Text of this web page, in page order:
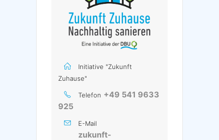
Initiative "Zukunft
Zuhause"
Telefon +49 541 9633
925
E-Mail
zukunft-